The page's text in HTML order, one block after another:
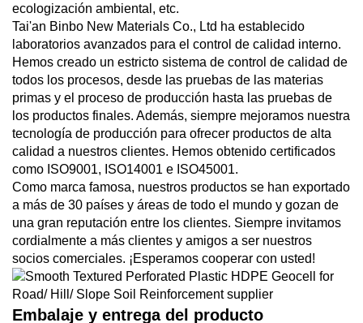
ecologización ambiental, etc.
Tai'an Binbo New Materials Co., Ltd ha establecido
laboratorios avanzados para el control de calidad interno.
Hemos creado un estricto sistema de control de calidad de
todos los procesos, desde las pruebas de las materias
primas y el proceso de producción hasta las pruebas de
los productos finales. Además, siempre mejoramos nuestra
tecnología de producción para ofrecer productos de alta
calidad a nuestros clientes. Hemos obtenido certificados
como ISO9001, ISO14001 e ISO45001.
Como marca famosa, nuestros productos se han exportado
a más de 30 países y áreas de todo el mundo y gozan de
una gran reputación entre los clientes. Siempre invitamos
cordialmente a más clientes y amigos a ser nuestros
socios comerciales. ¡Esperamos cooperar con usted!
Embalaje y entrega del producto